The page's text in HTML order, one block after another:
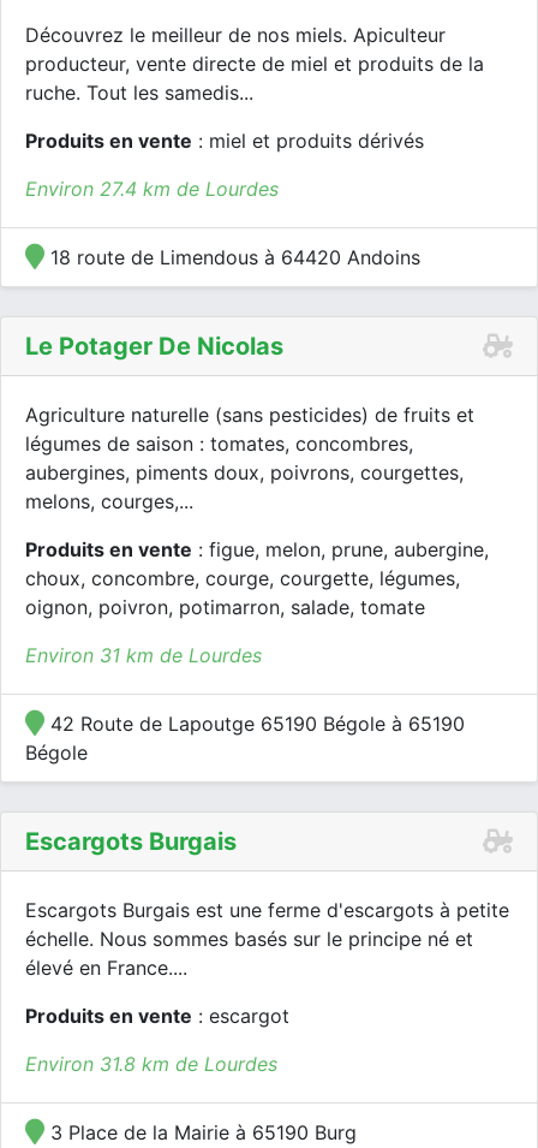
Découvrez le meilleur de nos miels. Apiculteur
producteur, vente directe de miel et produits de la
ruche. Tout les samedis...
Produits en vente : miel et produits dérivés
Environ 27.4 km de Lourdes
18 route de Limendous à 64420 Andoins
Le Potager De Nicolas
Agriculture naturelle (sans pesticides) de fruits et
légumes de saison : tomates, concombres,
aubergines, piments doux, poivrons, courgettes,
melons, courges,...
Produits en vente : figue, melon, prune, aubergine,
choux, concombre, courge, courgette, légumes,
oignon, poivron, potimarron, salade, tomate
Environ 31 km de Lourdes
42 Route de Lapoutge 65190 Bégole à 65190
Bégole
Escargots Burgais
Escargots Burgais est une ferme d'escargots à petite
échelle. Nous sommes basés sur le principe né et
élevé en France....
Produits en vente : escargot
Environ 31.8 km de Lourdes
3 Place de la Mairie à 65190 Burg